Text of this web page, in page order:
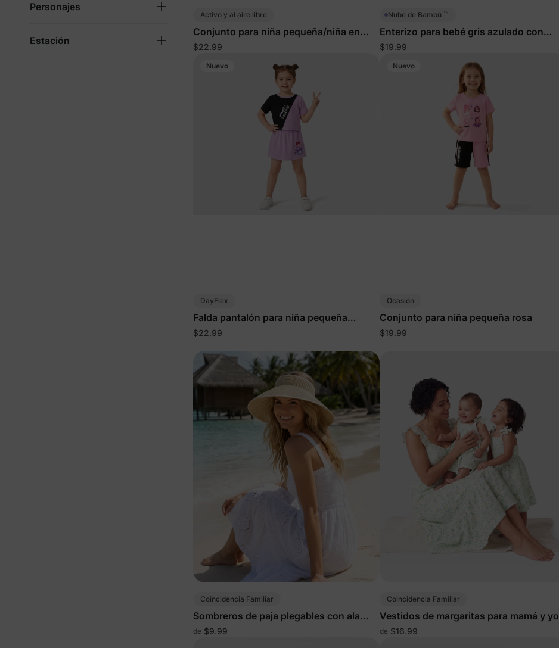
Personajes
Estación
Activo y al aire libre
Conjunto para niña pequeña/niña en
negro
$22.99
Nube de Bambú ™
Enterizo para bebé gris azulado con
cierre delantero
$19.99
Nuevo
DayFlex
Falda pantalón para niña pequeña
morada
$22.99
Nuevo
Ocasión
Conjunto para niña pequeña rosa
$19.99
Coincidencia Familiar
Sombreros de paja plegables con ala
ancha para el sol
de $9.99
Coincidencia Familiar
Vestidos de margaritas para mamá y yo
de $16.99